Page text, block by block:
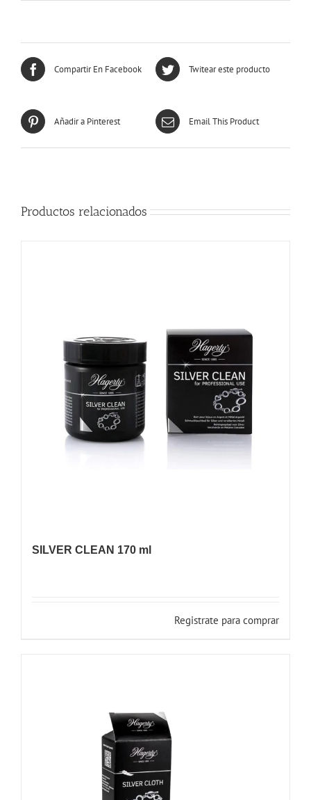
Compartir En Facebook Twitear este producto
Añadir a Pinterest Email This Product
Productos relacionados
SILVER CLEAN 170 ml
Registrate para comprar